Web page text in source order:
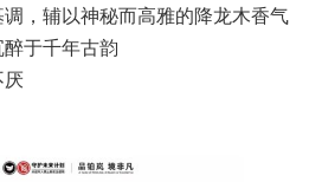
，辅以神秘而高雅的降龙木香气
于千年古韵
厌